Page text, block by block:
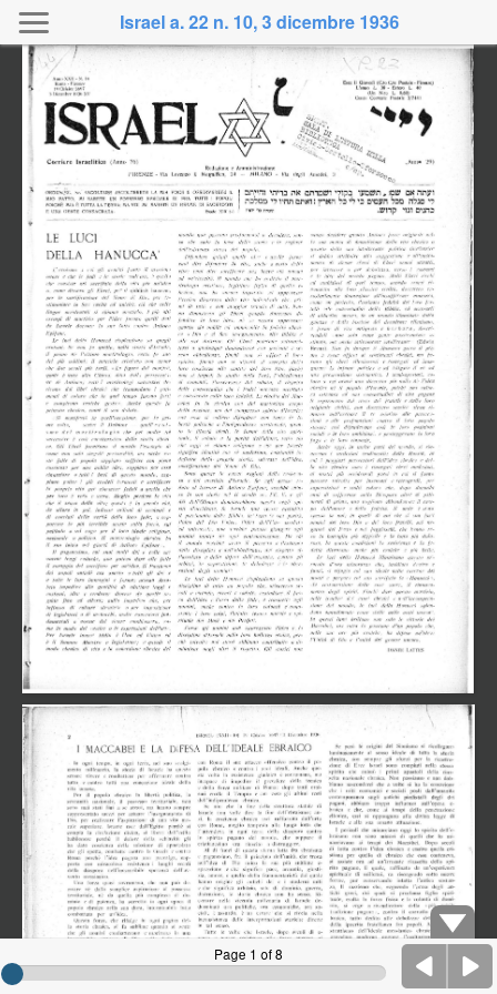
Israel a. 22 n. 10, 3 dicembre 1936
Page 1 of 8